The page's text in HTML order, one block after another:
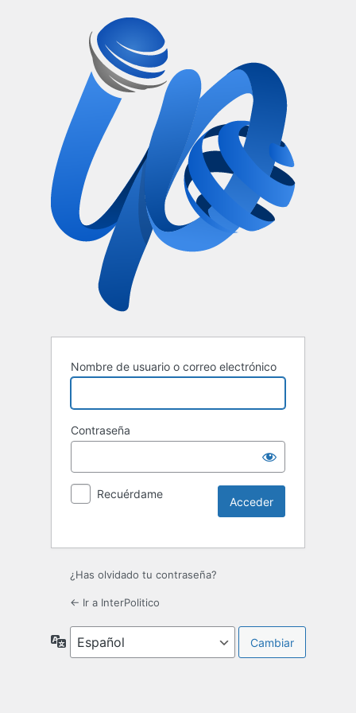
Nombre de usuario o correo electrónico
Contraseña
Recuérdame
¿Has olvidado tu contraseña?
← Ir a InterPolitico
Idioma